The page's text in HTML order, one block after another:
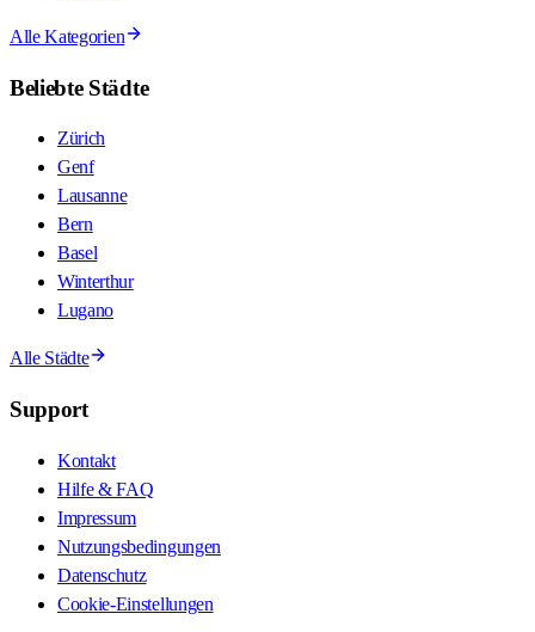
Alle Kategorien
Beliebte Städte
Zürich
Genf
Lausanne
Bern
Basel
Winterthur
Lugano
Alle Städte
Support
Kontakt
Hilfe & FAQ
Impressum
Nutzungsbedingungen
Datenschutz
Cookie-Einstellungen